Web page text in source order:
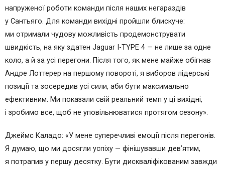
напруженої роботи команди після наших негараздів
у Сантьяго. Для команди вихідні пройшли блискуче:
ми отримали чудову можливість продемонструвати
швидкість, на яку здатен Jaguar I-TYPE 4 — не лише за одне
коло, а й за усі перегони. Після того, як мене майже обігнав
Андре Лоттерер на першому повороті, я виборов лідерські
позиції та зосередив усі сили, аби бути максимально
ефективним. Ми показали свій реальний темп у ці вихідні,
і зробимо все, щоб не уповільнюватися протягом сезону».
Джеймс Каладо: «У мене суперечливі емоції після перегонів.
Я думаю, що ми досягли успіху — фінішувавши дев’ятим,
я потрапив у першу десятку. Бути дискваліфікованим завжди